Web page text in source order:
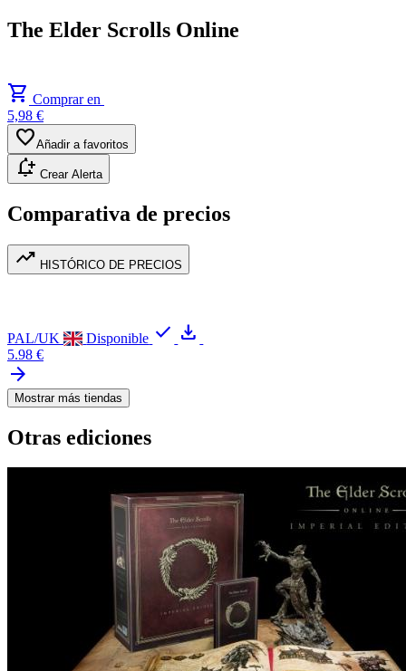
The Elder Scrolls Online
shopping_cart Comprar en
5,98 €
favoriteAñadir a favoritos
notification_add Crear Alerta
Comparativa de precios
trending_up HISTÓRICO DE PRECIOS
PAL/UK Disponible check download
5.98 €
arrow_forward
Mostrar más tiendas
Otras ediciones